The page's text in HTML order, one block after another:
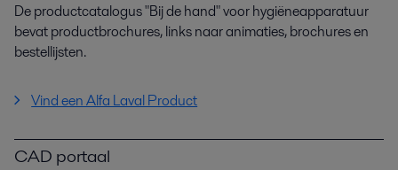
De productcatalogus "Bij de hand" voor hygiëneapparatuur
bevat productbrochures, links naar animaties, brochures en
bestellijsten.
Vind een Alfa Laval Product
CAD portaal